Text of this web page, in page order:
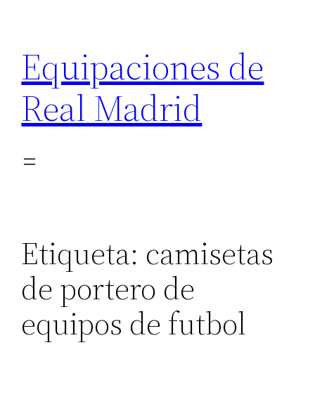
contenido
Equipaciones de
Real Madrid
Etiqueta: camisetas
de portero de
equipos de futbol